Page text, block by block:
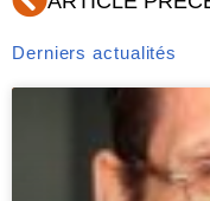
Derniers actualités